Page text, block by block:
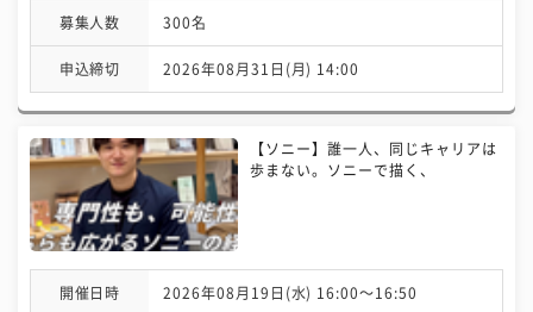
募集人数 300名
申込締切 2026年08月31日(月) 14:00
【ソニー】誰一人、同じキャリアは
歩まない。ソニーで描く、
開催日時 2026年08月19日(水) 16:00〜16:50